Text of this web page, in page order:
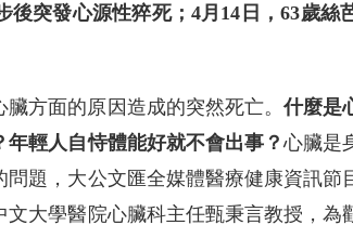
後突發心源性猝死；4月14日，63歲絲
方面的原因造成的突然死亡。什麼是
輕人自恃體能好就不會出事？心臟是
題，大公文匯全媒體醫療健康資訊節
大學醫院心臟科主任甄秉言教授，為